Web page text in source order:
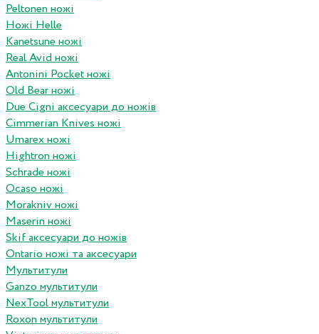
Peltonen ножі
Ножі Helle
Kanetsune ножі
Real Avid ножі
Antonini Pocket ножі
Old Bear ножі
Due Cigni аксесуари до ножів
Cimmerian Knives ножі
Umarex ножі
Hightron ножі
Schrade ножі
Ocaso ножі
Morakniv ножі
Maserin ножі
Skif аксесуари до ножів
Ontario ножі та аксесуари
Мультитули
Ganzo мультитули
NexTool мультитули
Roxon мультитули